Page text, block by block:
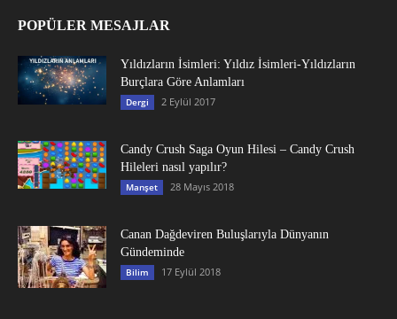
POPÜLER MESAJLAR
Yıldızların İsimleri: Yıldız İsimleri-Yıldızların
Burçlara Göre Anlamları
Dergi 2 Eylül 2017
Candy Crush Saga Oyun Hilesi – Candy Crush
Hileleri nasıl yapılır?
Manşet 28 Mayıs 2018
Canan Dağdeviren Buluşlarıyla Dünyanın
Gündeminde
Bilim 17 Eylül 2018